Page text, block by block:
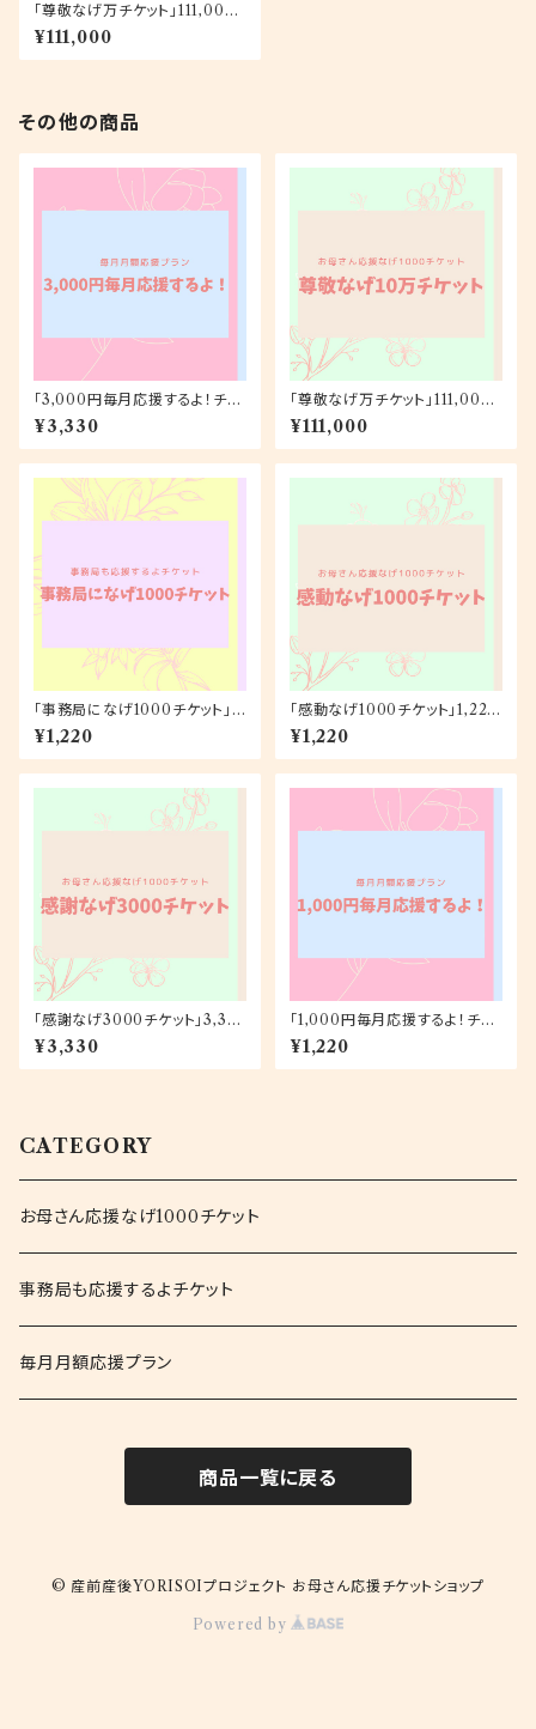
「尊敬なげ万チケット」111,000
円
¥111,000
その他の商品
「3,000円毎月応援するよ！チケ
ット（ポストカード）」月額3,330
円
¥3,330
「尊敬なげ万チケット」111,000
円
¥111,000
「事務局になげ1000チケット」1,
220円
¥1,220
「感動なげ1000チケット」1,220
円
¥1,220
「感謝なげ3000チケット」3,33
0円
¥3,330
「1,000円毎月応援するよ！チケ
ット（ポストカード）」月額1,220
円
¥1,220
CATEGORY
お母さん応援なげ1000チケット
事務局も応援するよチケット
毎月月額応援プラン
商品一覧に戻る
© 産前産後YORISOIプロジェクト お母さん応援チケットショップ
Powered by